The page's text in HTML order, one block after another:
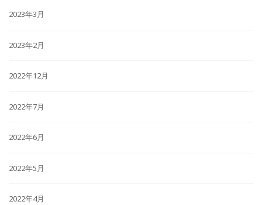
2023年3月
2023年2月
2022年12月
2022年7月
2022年6月
2022年5月
2022年4月